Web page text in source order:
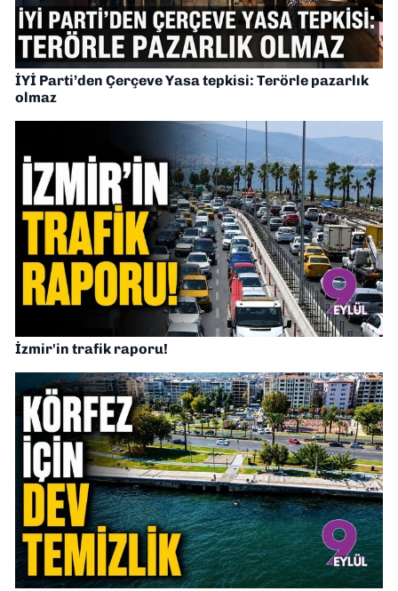
İYİ Parti’den Çerçeve Yasa tepkisi: Terörle pazarlık
olmaz
İzmir'in trafik raporu!